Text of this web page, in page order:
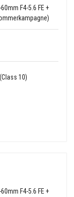
F4-5.6 FE +
10)
F4-5.6 FE +